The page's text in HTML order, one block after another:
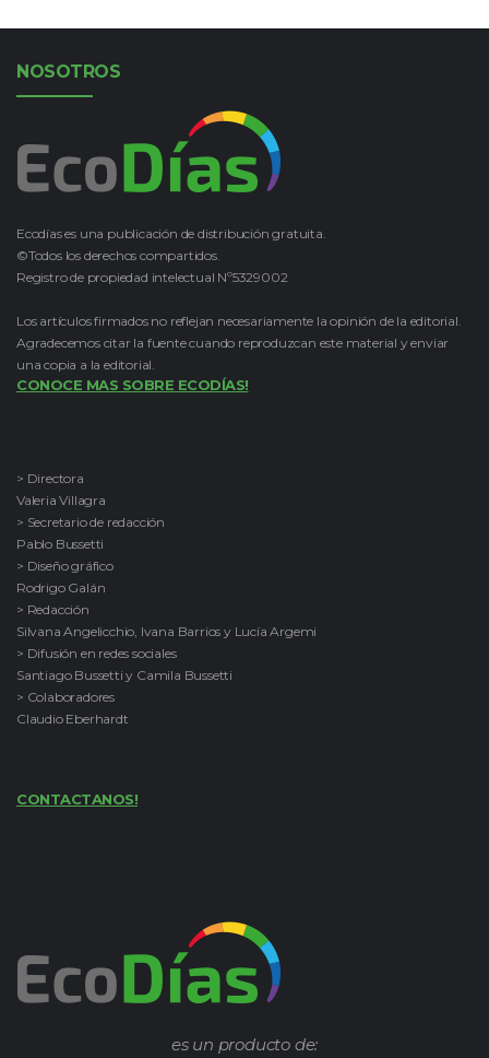
NOSOTROS
Ecodías es una publicación de distribución gratuita.
©Todos los derechos compartidos.
Registro de propiedad intelectual Nº5329002
Los artículos firmados no reflejan necesariamente la opinión de la editorial.
Agradecemos citar la fuente cuando reproduzcan este material y enviar
una copia a la editorial.
CONOCE MAS SOBRE ECODÍAS!
> Directora
Valeria Villagra
> Secretario de redacción
Pablo Bussetti
> Diseño gráfico
Rodrigo Galán
> Redacción
Silvana Angelicchio, Ivana Barrios y Lucía Argemi
> Difusión en redes sociales
Santiago Bussetti y Camila Bussetti
> Colaboradores
Claudio Eberhardt
CONTACTANOS!
es un producto de: